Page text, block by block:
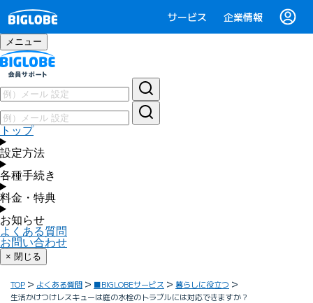
サービス 企業情報
メニュー
トップ
設定方法
各種手続き
料金・特典
お知らせ
よくある質問
お問い合わせ
× 閉じる
TOP よくある質問 ■BIGLOBEサービス
暮らしに役立つ
生活かけつけレスキューは庭の水栓のトラブルには対応できますか？